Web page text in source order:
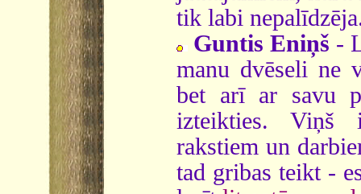
tik labi
Guntis Eniņš -
manu dvēseli ne
bet arī ar savu
izteikties. Viņš
rakstiem un
tad gribas teikt -